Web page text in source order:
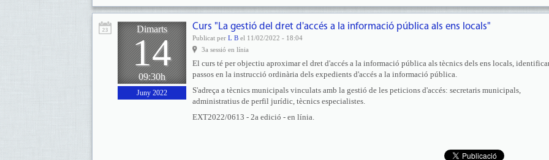
Dimarts
14
09:30h
Juny 2022
Curs "La gestió del dret d'accés a la informació pública als ens locals"
Publicat per L B el 11/02/2022 - 18:04
3a sessió en línia
El curs té per objectiu aproximar el dret d'accés a la informació pública als tècnics dels ens locals,
passos en la instrucció ordinària dels expedients d'accés a la informació pública.
S'adreça a tècnics municipals vinculats amb la gestió de les peticions d'accés: secretaris municipals,
administratius de perfil jurídic, tècnics especialistes.
EXT2022/0613 - 2a edició - en línia.